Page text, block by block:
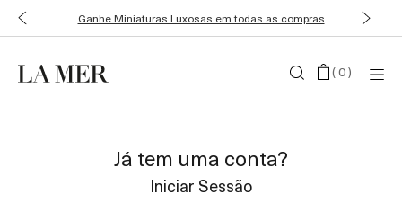
Ganhe Miniaturas Luxosas em todas as compras
(0)
Já tem uma conta?
Iniciar Sessão